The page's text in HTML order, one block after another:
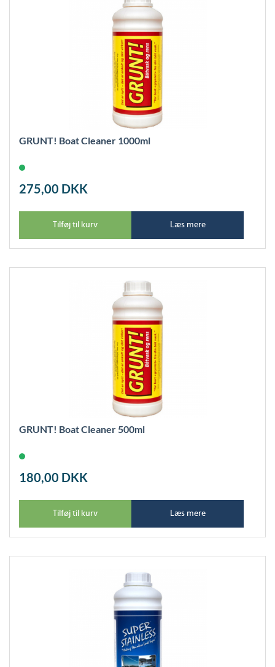
GRUNT! Boat Cleaner 1000ml
275,00 DKK
Tilføj til kurv Læs mere
GRUNT! Boat Cleaner 500ml
180,00 DKK
Tilføj til kurv Læs mere